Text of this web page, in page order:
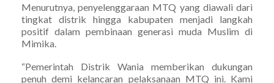
Menurutnya, penyelenggaraan MTQ yang diawali dari
tingkat distrik hingga kabupaten menjadi langkah
positif dalam pembinaan generasi muda Muslim di
Mimika.
“Pemerintah Distrik Wania memberikan dukungan
penuh demi kelancaran pelaksanaan MTQ ini. Kami